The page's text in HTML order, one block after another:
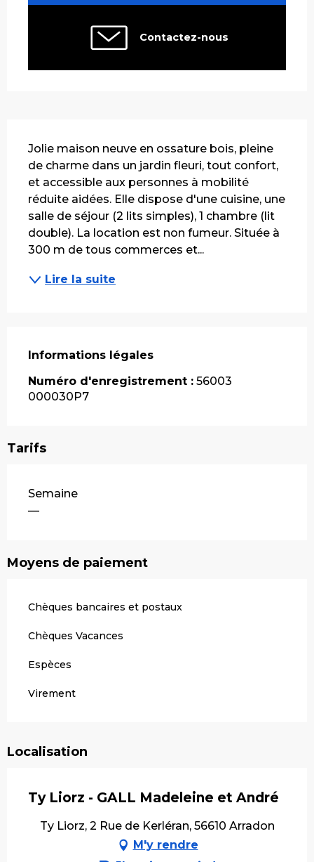
Contactez-nous
Jolie maison neuve en ossature bois, pleine
de charme dans un jardin fleuri, tout confort,
et accessible aux personnes à mobilité
réduite aidées. Elle dispose d'une cuisine, une
salle de séjour (2 lits simples), 1 chambre (lit
double). La location est non fumeur. Située à
300 m de tous commerces et...
Lire la suite
Informations légales
Informations légales
Numéro d'enregistrement : 56003
000030P7
Tarifs
Tarifs 2026
Semaine
—
Moyens de paiement
Chèques bancaires et postaux
Chèques Vacances
Espèces
Virement
Localisation
Ty Liorz - GALL Madeleine et André
Ty Liorz, 2 Rue de Kerléran, 56610 Arradon
M'y rendre